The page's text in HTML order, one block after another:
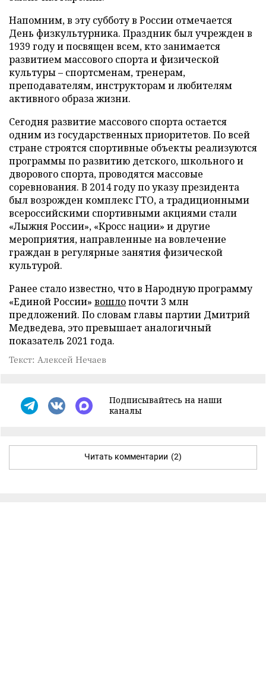
Напомним, в эту субботу в России отмечается
День физкультурника. Праздник был учрежден в
1939 году и посвящен всем, кто занимается
развитием массового спорта и физической
культуры – спортсменам, тренерам,
преподавателям, инструкторам и любителям
активного образа жизни.
Сегодня развитие массового спорта остается
одним из государственных приоритетов. По всей
стране строятся спортивные объекты реализуются
программы по развитию детского, школьного и
дворового спорта, проводятся массовые
соревнования. В 2014 году по указу президента
был возрожден комплекс ГТО, а традиционными
всероссийскими спортивными акциями стали
«Лыжня России», «Кросс нации» и другие
мероприятия, направленные на вовлечение
граждан в регулярные занятия физической
культурой.
Ранее стало известно, что в Народную программу
«Единой России» вошлопочти 3 млн
предложений. По словам главы партии Дмитрий
Медведева, это превышает аналогичный
показатель 2021 года.
Текст: Алексей Нечаев
Подписывайтесь на наши
каналы
Читать комментарии (2)